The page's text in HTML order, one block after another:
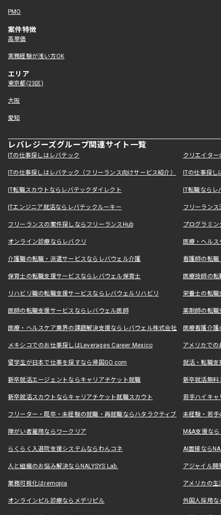
PMO
案件特徴
高単価
実務経験が浅い方OK
エリア
東京都(23区)
大阪
愛知
レバレジーズグループ関連サイト一覧
ITの仕事探しはレバテック クリエイタ
ITの仕事探しはレバテック（フリーランス向けサービス紹介） ITの仕事探
IT転職スカウトならレバテックダイレクト IT転職なら
ITエンジニア就活ならレバテックルーキー フリーラン
フリーランスの案件探しならフリーランスHub プログラミ
オンライン診療ならレバクリ 医療・ヘル
介護職の転職・派遣サービスならレバウェル介護 看護師の転
保育士の転職支援サービスならレバウェル保育士 医療技師の
リハビリ職の転職支援サービスならレバウェルリハビリ 栄養士の転
医師の転職支援サービスならレバウェル医師 薬剤師の転
医療・ヘルスケア業界の課題解決支援ならレバウェル株式会社 医療看護介
メキシコでのお仕事探しはLeverages Career Mexico アメリカで
留学生が日本で仕事を探すなら帰国GO.com 就活・転職
新卒就活エージェントならキャリアチケット就職 新卒就活無料
新卒就活スカウトならキャリアチケット就職スカウト 若手ハイキ
フリーター・既卒・未経験の就職・再就職ならハタラクティブ 未経験・若手
障がい者雇用ならワークリア M&A支援な
らくらく入退院支援システムならわんコネ AI面接なら
人と組織のお悩み解決ならNALYSYS Lab. アジャイル
業務可視化はremopia アメリカの
オンラインピル診療ならメデリピル 外国人採用